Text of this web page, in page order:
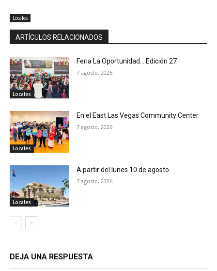
Locales
ARTÍCULOS RELACIONADOS
Locales
Feria La Oportunidad… Edición 27
7 agosto, 2026
Locales
En el East Las Vegas Community Center
7 agosto, 2026
Locales
A partir del lunes 10 de agosto
7 agosto, 2026
DEJA UNA RESPUESTA